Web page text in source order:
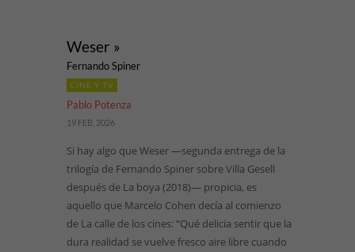
Weser »
Fernando Spiner
CINE Y TV
Pablo Potenza
19 FEB, 2026
Si hay algo que Weser —segunda entrega de la
trilogía de Fernando Spiner sobre Villa Gesell
después de La boya (2018)— propicia, es
aquello que Marcelo Cohen decía al comienzo
de La calle de los cines: “Qué delicia sentir que la
dura realidad se vuelve fresco aire libre cuando